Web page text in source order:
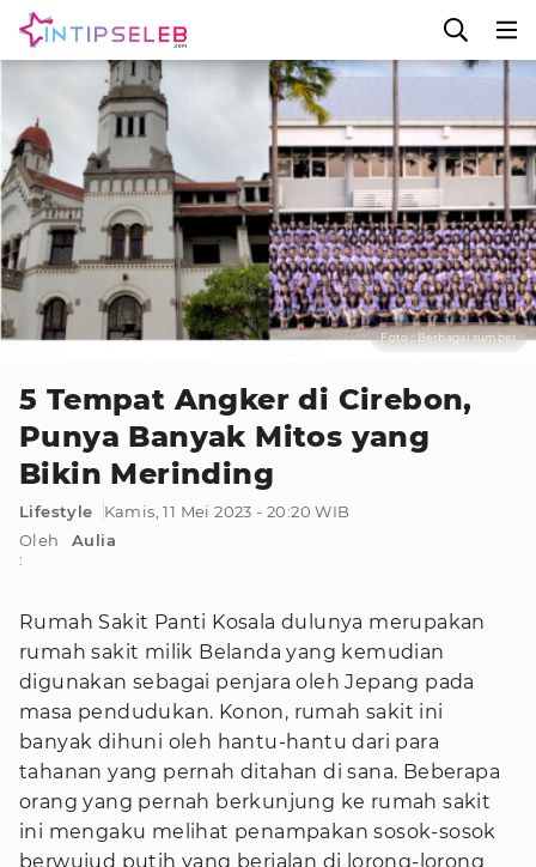
Foto : Berbagai sumber
5 Tempat Angker di Cirebon,
Punya Banyak Mitos yang
Bikin Merinding
Lifestyle
Kamis, 11 Mei 2023 - 20:20 WIB
Oleh
:
Aulia
Rumah Sakit Panti Kosala dulunya merupakan
rumah sakit milik Belanda yang kemudian
digunakan sebagai penjara oleh Jepang pada
masa pendudukan. Konon, rumah sakit ini
banyak dihuni oleh hantu-hantu dari para
tahanan yang pernah ditahan di sana. Beberapa
orang yang pernah berkunjung ke rumah sakit
ini mengaku melihat penampakan sosok-sosok
berwujud putih yang berjalan di lorong-lorong